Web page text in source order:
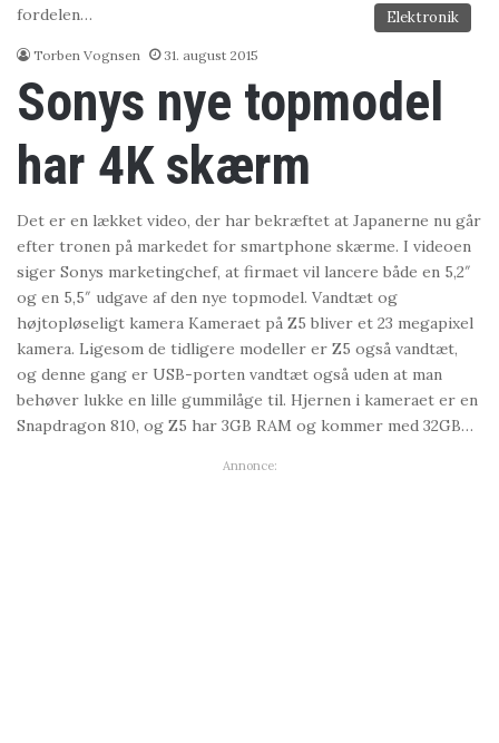
fordelen…
Elektronik
Torben Vognsen 31. august 2015
Sonys nye topmodel
har 4K skærm
Det er en lækket video, der har bekræftet at Japanerne nu går
efter tronen på markedet for smartphone skærme. I videoen
siger Sonys marketingchef, at firmaet vil lancere både en 5,2″
og en 5,5″ udgave af den nye topmodel. Vandtæt og
højtopløseligt kamera Kameraet på Z5 bliver et 23 megapixel
kamera. Ligesom de tidligere modeller er Z5 også vandtæt,
og denne gang er USB-porten vandtæt også uden at man
behøver lukke en lille gummilåge til. Hjernen i kameraet er en
Snapdragon 810, og Z5 har 3GB RAM og kommer med 32GB…
Annonce: